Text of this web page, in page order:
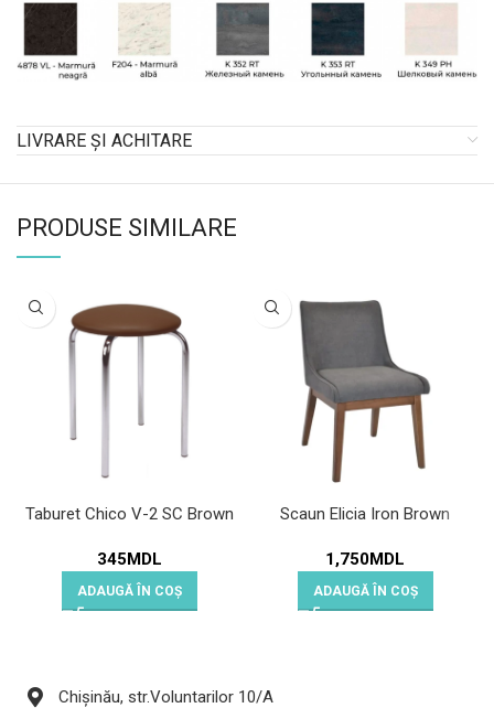
LIVRARE ȘI ACHITARE
PRODUSE SIMILARE
Taburet Chico V-2 SC Brown
345MDL
ADAUGĂ ÎN COȘ
Scaun Elicia Iron Brown
1,750MDL
ADAUGĂ ÎN COȘ
Chișinău, str.Voluntarilor 10/A